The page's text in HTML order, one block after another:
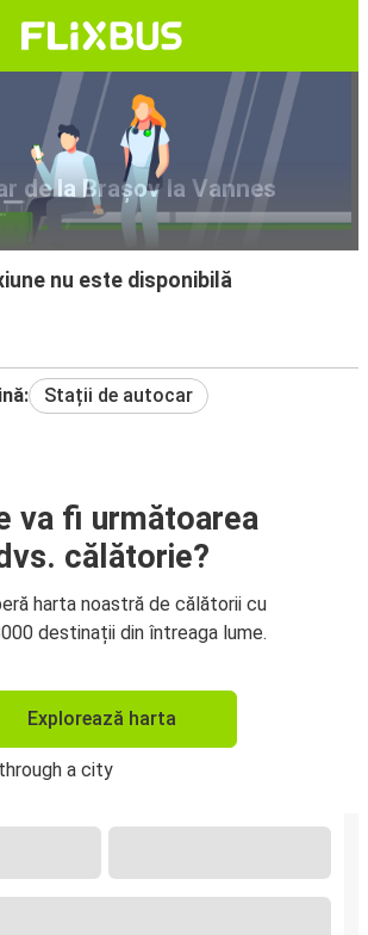
de la Brașov la Vannes
nu este disponibilă
Stații de autocar
va fi următoarea
călătorie?
harta noastră de călătorii cu
destinații din întreaga lume.
Explorează harta